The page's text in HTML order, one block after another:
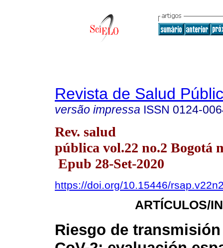
Revista de Salud
versão impressa ISSN 0124-
Rev. salud
pública vol.22 no.2 Bogotá
Epub 28-Set-2020
https://doi.org/10.15446/
ARTÍCULOS/
Riesgo de transmisión